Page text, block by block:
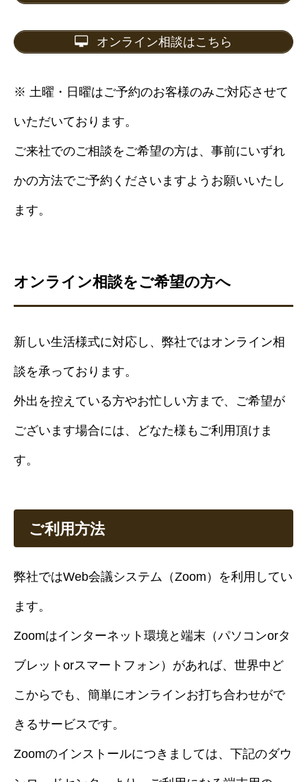
オンライン相談はこちら
※ 土曜・日曜はご予約のお客様のみご対応させて
いただいております。
ご来社でのご相談をご希望の方は、事前にいずれ
かの方法でご予約くださいますようお願いいたし
ます。
オンライン相談をご希望の方へ
新しい生活様式に対応し、弊社ではオンライン相
談を承っております。
外出を控えている方やお忙しい方まで、ご希望が
ございます場合には、どなた様もご利用頂けま
す。
ご利用方法
弊社ではWeb会議システム（Zoom）を利用してい
ます。
Zoomはインターネット環境と端末（パソコンorタ
ブレットorスマートフォン）があれば、世界中ど
こからでも、簡単にオンラインお打ち合わせがで
きるサービスです。
Zoomのインストールにつきましては、下記のダウ